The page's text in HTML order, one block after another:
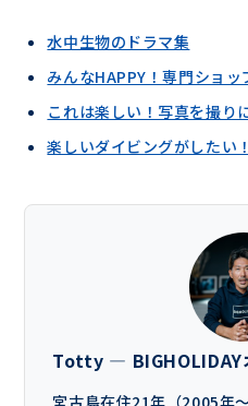
水中生物のドラマ集
みんなHAPPY！専門ショ
これは楽しい！写真を撮り
楽しいダイビングがしたい
Totty — BIGHOLIDAY